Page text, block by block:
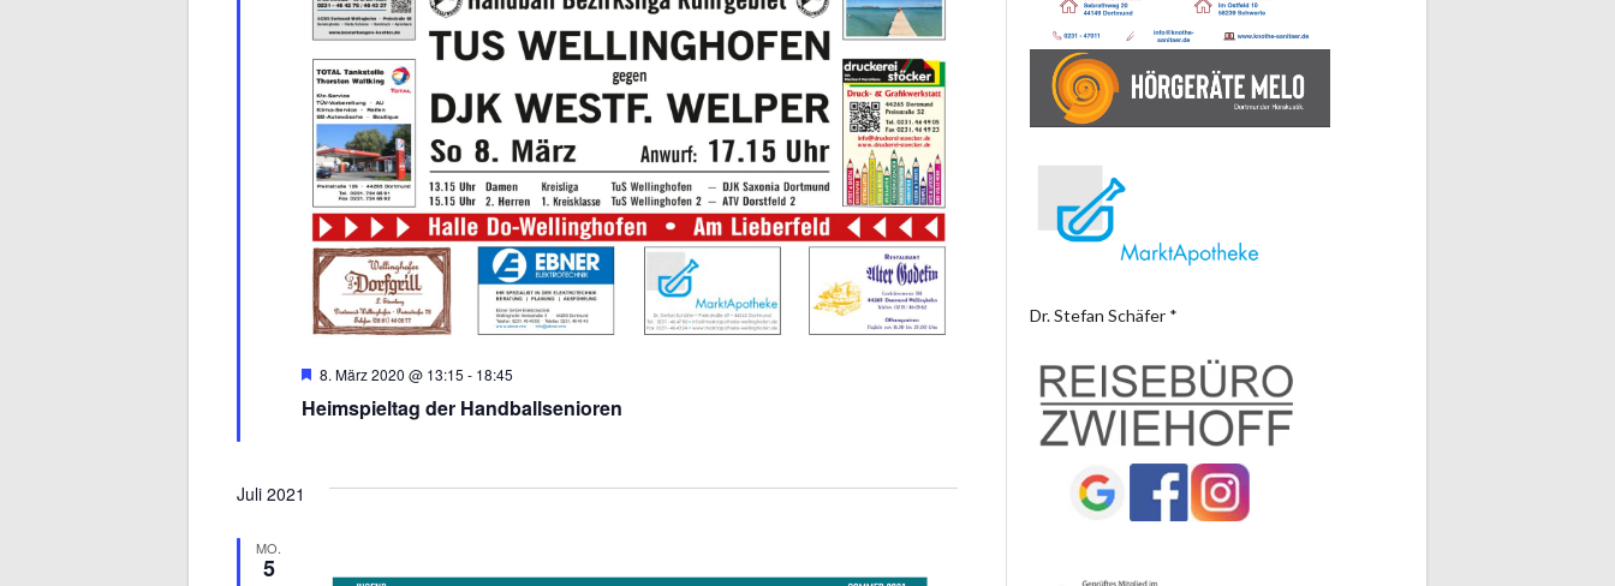
Heimspieltag der Handballsenioren
Hervorgehoben
8. März 2020 @ 13:15 - 18:45
Juli 2021
MO.
5
Dr. Stefan Schäfer *